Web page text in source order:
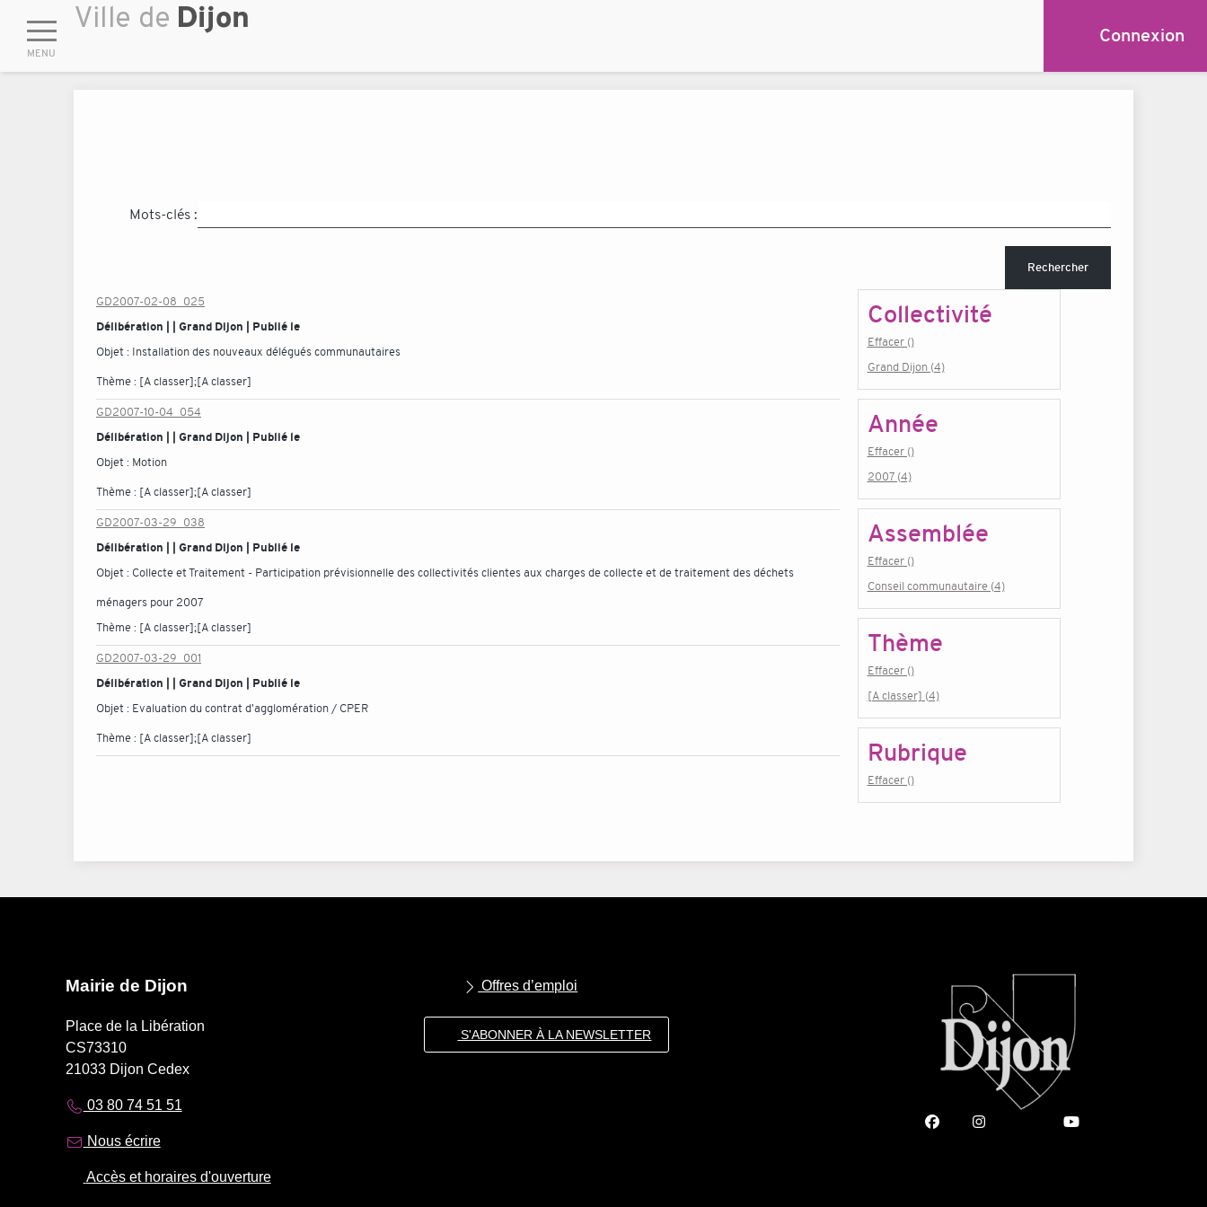
Connexion
Mots-clés :
Rechercher
GD2007-02-08_025
Délibération | | Grand Dijon | Publié le
Objet : Installation des nouveaux délégués communautaires
Thème : [A classer];[A classer]
GD2007-10-04_054
Délibération | | Grand Dijon | Publié le
Objet : Motion
Thème : [A classer];[A classer]
GD2007-03-29_038
Délibération | | Grand Dijon | Publié le
Objet : Collecte et Traitement - Participation prévisionnelle des collectivités clientes aux charges de collecte et de traitement des déchets
ménagers pour 2007
Thème : [A classer];[A classer]
GD2007-03-29_001
Délibération | | Grand Dijon | Publié le
Objet : Evaluation du contrat d'agglomération / CPER
Thème : [A classer];[A classer]
Collectivité
Effacer ()
Grand Dijon (4)
Année
Effacer ()
2007 (4)
Assemblée
Effacer ()
Conseil communautaire (4)
Thème
Effacer ()
[A classer] (4)
Rubrique
Effacer ()
Mairie de Dijon
Place de la Libération
CS73310
21033 Dijon Cedex
03 80 74 51 51
Nous écrire
Accès et horaires d'ouverture
Offres d’emploi
S'ABONNER À LA NEWSLETTER